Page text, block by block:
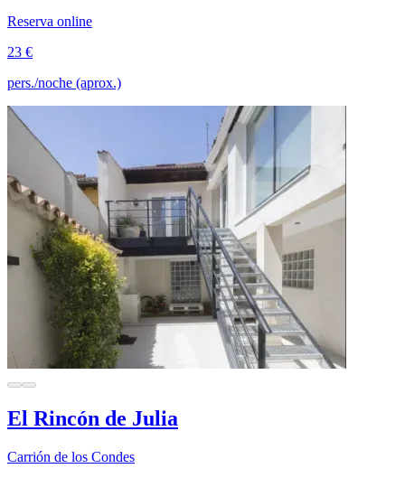
Reserva online
23 €
pers./noche (aprox.)
El Rincón de Julia
Carrión de los Condes